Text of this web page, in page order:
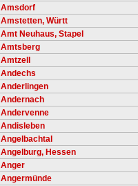
Amsdorf
Amstetten, Württ
Amt Neuhaus, Stapel
Amtsberg
Amtzell
Andechs
Anderlingen
Andernach
Andervenne
Andisleben
Angelbachtal
Angelburg, Hessen
Anger
Angermünde